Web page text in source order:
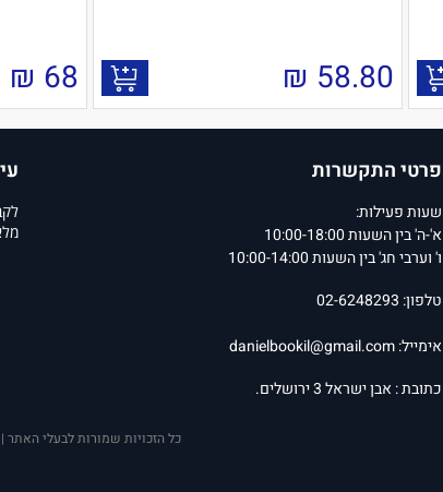
58.80
₪
68
₪
פרטי התקשרות
שעות פעילות:
א'-ה' בין השעות 10:00-18:00
ו' וערבי חג' בין השעות 10:00-14:00
טלפון: 02-6248293
אימייל:danielbookil@gmail.com
כתובת : אבן ישראל 3 ירושלים.
כל הזכויות שמורות לבעלי האתר